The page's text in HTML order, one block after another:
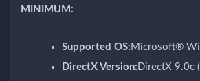
MINIMUM:
Supported OS: Microsoft®
DirectX Version: DirectX 9.0c